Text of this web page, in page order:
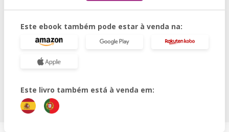
Este ebook também pode estar à venda na:
Este livro também está à venda em: